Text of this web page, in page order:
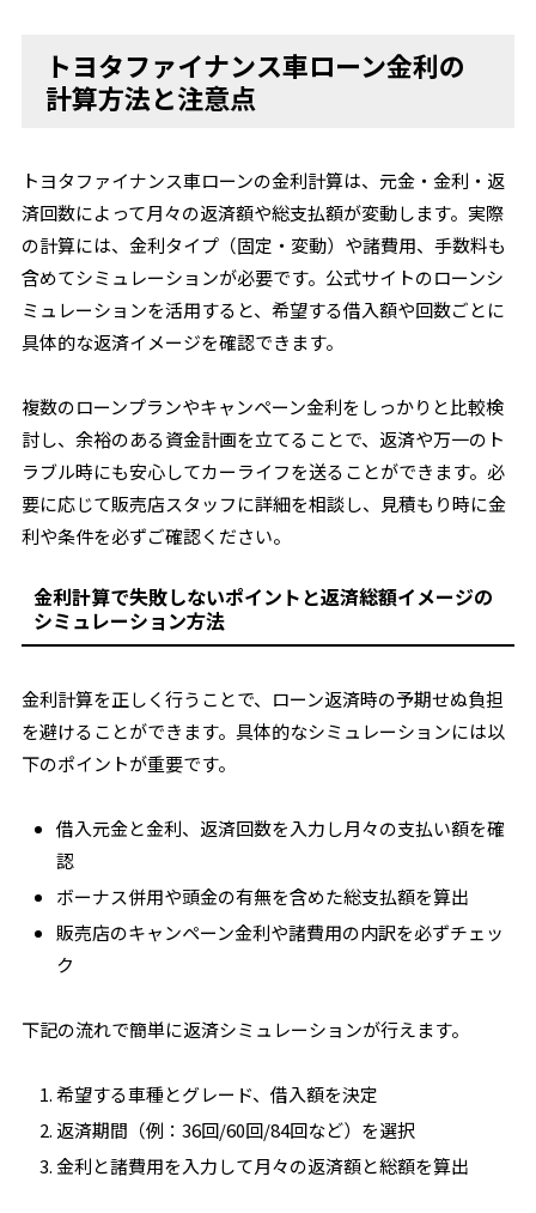
トヨタファイナンス車ローン金利の
計算方法と注意点
トヨタファイナンス車ローンの金利計算は、元金・金利・返
済回数によって月々の返済額や総支払額が変動します。実際
の計算には、金利タイプ（固定・変動）や諸費用、手数料も
含めてシミュレーションが必要です。公式サイトのローンシ
ミュレーションを活用すると、希望する借入額や回数ごとに
具体的な返済イメージを確認できます。
複数のローンプランやキャンペーン金利をしっかりと比較検
討し、余裕のある資金計画を立てることで、返済や万一のト
ラブル時にも安心してカーライフを送ることができます。必
要に応じて販売店スタッフに詳細を相談し、見積もり時に金
利や条件を必ずご確認ください。
金利計算で失敗しないポイントと返済総額イメージの
シミュレーション方法
金利計算を正しく行うことで、ローン返済時の予期せぬ負担
を避けることができます。具体的なシミュレーションには以
下のポイントが重要です。
借入元金と金利、返済回数を入力し月々の支払い額を確
認
ボーナス併用や頭金の有無を含めた総支払額を算出
販売店のキャンペーン金利や諸費用の内訳を必ずチェッ
ク
下記の流れで簡単に返済シミュレーションが行えます。
希望する車種とグレード、借入額を決定
返済期間（例：36回/60回/84回など）を選択
金利と諸費用を入力して月々の返済額と総額を算出